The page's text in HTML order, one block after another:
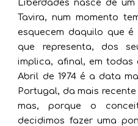
Liberdades nasce de
Tavira, num momento
esquecem daquilo que
que representa, dos
implica, afinal, em todas
Abril de 1974 é a data
Portugal, da mais
mas, porque o
decidimos fazer uma